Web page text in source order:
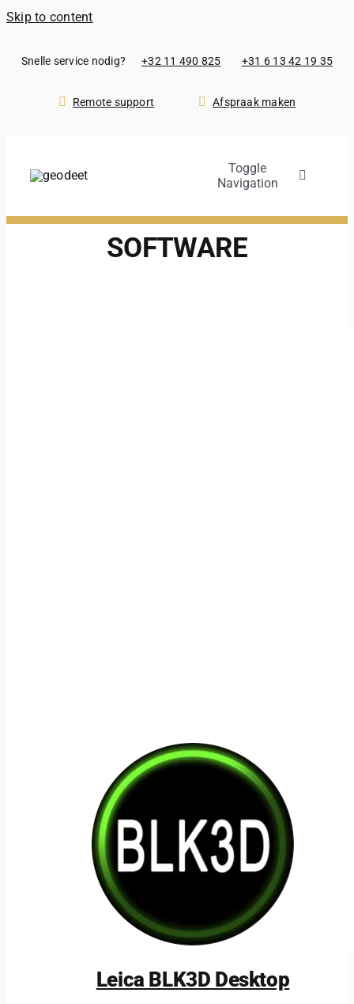
Skip to content
Snelle service nodig? +32 11 490 825 +31 6 13 42 19 35
Remote support Afspraak maken
Toggle
Navigation
Producten
SOFTWARE
Leica BLK3D Desktop